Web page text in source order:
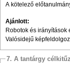
A kötelező
Ajánlott:
Robotok és irányítások
Valósidejű
7. A tantárgy